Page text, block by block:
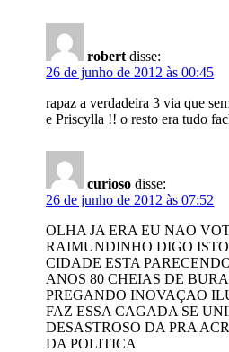
robert disse:
26 de junho de 2012 às 00:45
rapaz a verdadeira 3 via que
e Priscylla !! o resto era tudo
curioso disse:
26 de junho de 2012 às 07:52
OLHA JA ERA EU NAO
RAIMUNDINHO DIGO
CIDADE ESTA
ANOS 80 CHEIAS DE
PREGANDO INOVAÇAO
FAZ ESSA CAGADA SE
DESASTROSO DA PRA
DA POLITICA